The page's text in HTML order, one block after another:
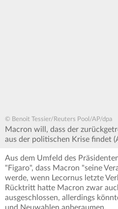
© Benoit Tessier/Reuters Pool/AP/dpa
Macron will, dass der
aus der politischen Krise findet
Aus dem Umfeld des
"Figaro", dass Macron "seine
werde, wenn Lecornus letzte
Rücktritt hatte Macron zwar
ausgeschlossen, allerdings